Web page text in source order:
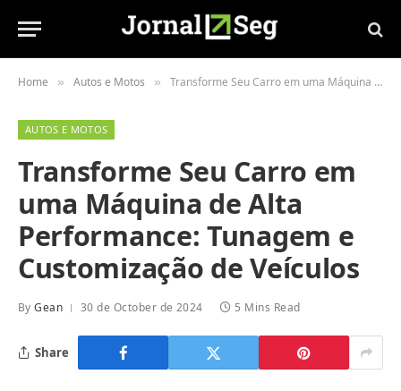
Home » Autos e Motos » Transforme Seu Carro em uma Máquina de Alta Performance: Tunagem e Customização de Veículos
AUTOS E MOTOS
Transforme Seu Carro em
uma Máquina de Alta
Performance: Tunagem e
Customização de Veículos
By Gean 30 de October de 2024 5 Mins Read
Share